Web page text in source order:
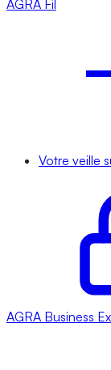
AGRA Fil
Votre veille
AGRA Business